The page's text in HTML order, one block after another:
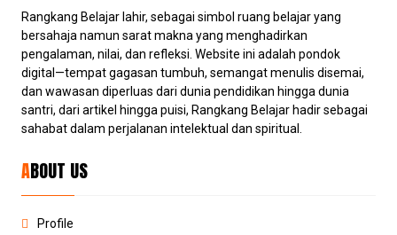
Rangkang Belajar lahir, sebagai simbol ruang belajar yang
bersahaja namun sarat makna yang menghadirkan
pengalaman, nilai, dan refleksi. Website ini adalah pondok
digital—tempat gagasan tumbuh, semangat menulis disemai,
dan wawasan diperluas dari dunia pendidikan hingga dunia
santri, dari artikel hingga puisi, Rangkang Belajar hadir sebagai
sahabat dalam perjalanan intelektual dan spiritual.
ABOUT US
Profile